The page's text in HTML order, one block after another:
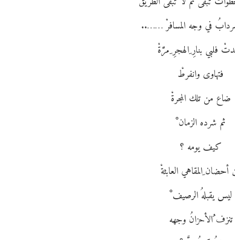
في وجه المسافرْ ……..
فلبي بنارِ ِالهجرِ ِمرَّةْ
فتهاوى وانفرطْ
ضاع من تلك المجرةْ
ثم شرده الزمان ْ
كيف يومه ؟
أحضان ِالمقاهي العابثةْ
ليس يقبلهُ الرصيف ْ
تنزف ُالأحزانُ وجهه